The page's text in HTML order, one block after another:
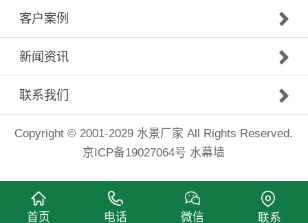
客户案例
新闻资讯
联系我们
Copyright © 2001-2029 水景厂家 All Rights Reserved.
京ICP备19027064号 水幕墙
首页 电话 微信 联系